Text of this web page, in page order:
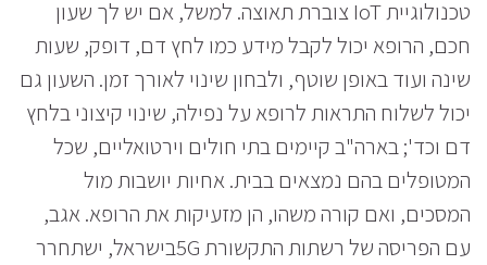
טכנולוגיית IoT צוברת תאוצה. למשל, אם יש לך שעון
חכם, הרופא יכול לקבל מידע כמו לחץ דם, דופק, שעות
שינה ועוד באופן שוטף, ולבחון שינוי לאורך זמן. השעון גם
יכול לשלוח התראות לרופא על נפילה, שינוי קיצוני בלחץ
דם וכד'; בארה"ב קיימים בתי חולים וירטואליים, שכל
המטופלים בהם נמצאים בבית. אחיות יושבות מול
המסכים, ואם קורה משהו, הן מזעיקות את הרופא. אגב,
עם הפריסה של רשתות התקשורת 5Gבישראל, ישתחרר